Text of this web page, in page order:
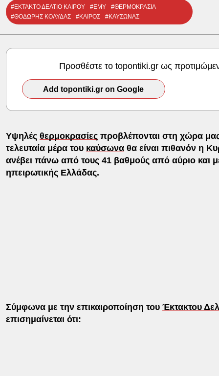
#ΕΚΤΑΚΤΟ ΔΕΛΤΙΟ ΚΑΙΡΟΥ #ΕΜΥ
#ΘΕΡΜΟΚΡΑΣΙΑ
#ΘΟΔΩΡΗΣ ΚΟΛΥΔΑΣ
#ΚΑΙΡΟΣ #ΚΑΥΣΩΝΑΣ
Προσθέστε το topontiki.gr ως
Add topontiki.gr on Google
Υψηλές θερμοκρασίεςπροβλέπονται στη χώρα
τελευταία μέρα του καύσωναθα είναι πιθανόν η
ανέβει πάνω από τους 41 βαθμούς από αύριο και
ηπειρωτικής Ελλάδας.
Σύμφωνα με την επικαιροποίηση του Έκτακτου
επισημαίνεται ότι: